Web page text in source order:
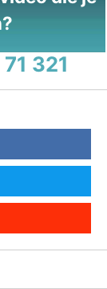
321